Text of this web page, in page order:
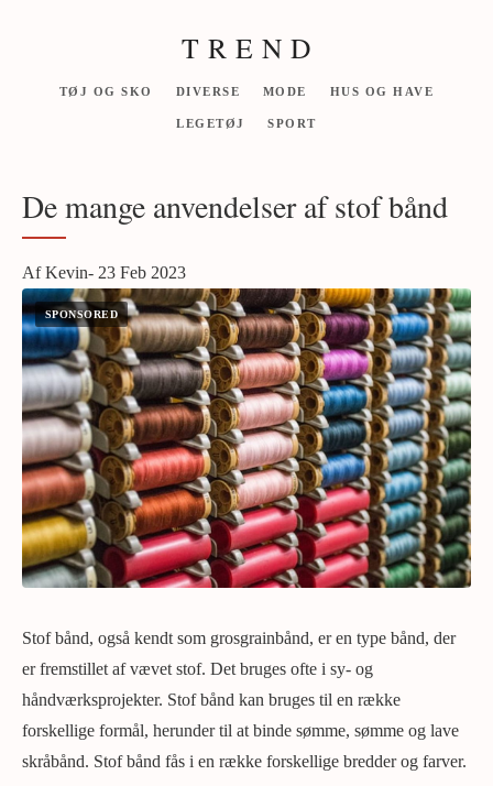
T R E N D
TØJ OG SKO DIVERSE MODE HUS OG HAVE
LEGETØJ SPORT
De mange anvendelser af stof bånd
Af Kevin- 23 Feb 2023
Stof bånd, også kendt som grosgrainbånd, er en type bånd, der
er fremstillet af vævet stof. Det bruges ofte i sy- og
håndværksprojekter. Stof bånd kan bruges til en række
forskellige formål, herunder til at binde sømme, sømme og lave
skråbånd. Stof bånd fås i en række forskellige bredder og farver.